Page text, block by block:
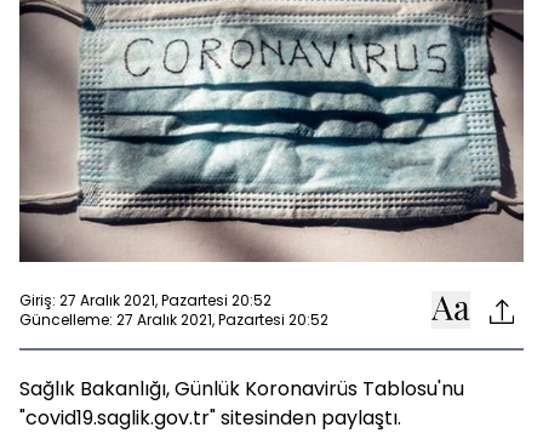
Giriş: 27 Aralık 2021, Pazartesi 20:52
Güncelleme: 27 Aralık 2021, Pazartesi 20:52
Sağlık Bakanlığı, Günlük Koronavirüs Tablosu'nu
"covid19.saglik.gov.tr" sitesinden paylaştı.